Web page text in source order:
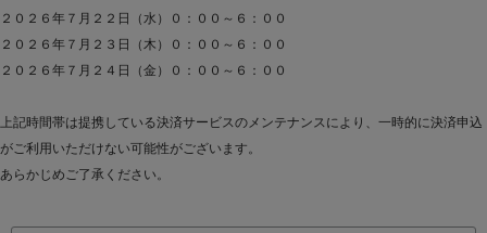
２０２６年７月２２日（水）０：００～６：００
２０２６年７月２３日（木）０：００～６：００
２０２６年７月２４日（金）０：００～６：００
上記時間帯は提携している決済サービスのメンテナンスにより、一時的に決済申込
がご利用いただけない可能性がございます。
あらかじめご了承ください。